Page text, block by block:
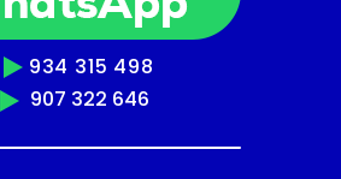
934 315 498
907 322 646